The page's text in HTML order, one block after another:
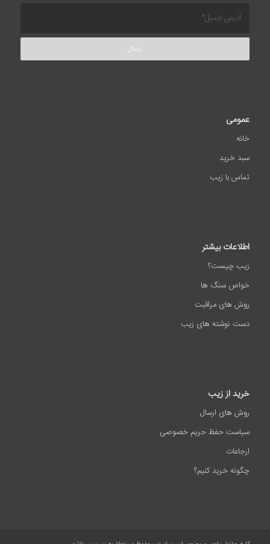
عمومی
خانه
سبد خرید
تماس با زیب
اطلاعات بیشتر
زیب چیست؟
خواص سنگ ها
روش های مراقبت
دست نوشته های زیب
خرید از زیب
روش های ارسال
سیاست حفظ حریم خصوصی
ارجاعات
چگونه خرید کنیم؟